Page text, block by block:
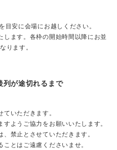
安に会場にお越しください。
ます。各枠の開始時間以降にお並
ります。
が途切れるまで
いただきます。
ようご協力をお願いいたします。
禁止とさせていただきます。
とはご遠慮くださいませ。